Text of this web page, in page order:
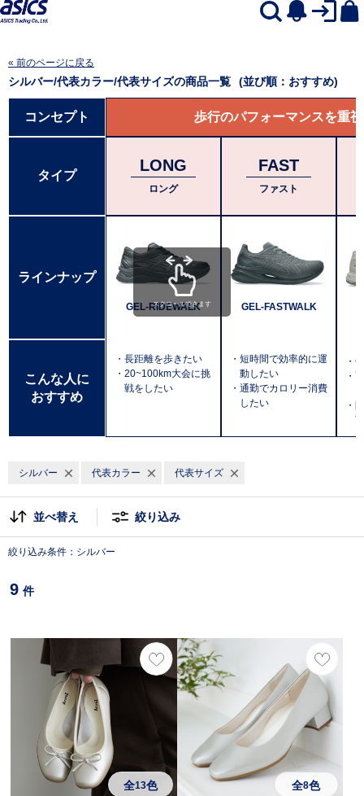
« 前のページに戻る
シルバー/代表カラー/代表サイズの商品一覧 (並び順：おすすめ)
コンセプト 歩行のパフォーマンスを重視
タイプ
LONG
ロング
FAST
ファスト
ラインナップ
GEL-RIDEWALK
・長距離を歩きたい
・20~100km大会に挑
戦をしたい
GEL-FASTWALK
・短時間で効率的に運
動したい
・通勤でカロリー消費
したい
・
・
・
こんな人に
おすすめ
スクロールできます
シルバー 代表カラー 代表サイズ
並べ替え 絞り込み
絞り込み条件：シルバー
9
全13色 全8色